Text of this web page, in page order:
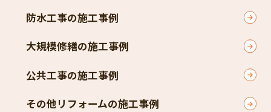
防水工事の施工事例
大規模修繕の施工事例
公共工事の施工事例
その他リフォームの施工事例